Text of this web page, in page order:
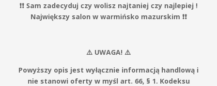
❗️❗️ Sam zadecyduj czy wolisz najtaniej czy najlepiej !
Największy salon w warmińsko mazurskim ❗️❗️
⚠️ UWAGA! ⚠️
Powyższy opis jest wyłącznie informacją handlową i
nie stanowi oferty w myśl art. 66, § 1. Kodeksu